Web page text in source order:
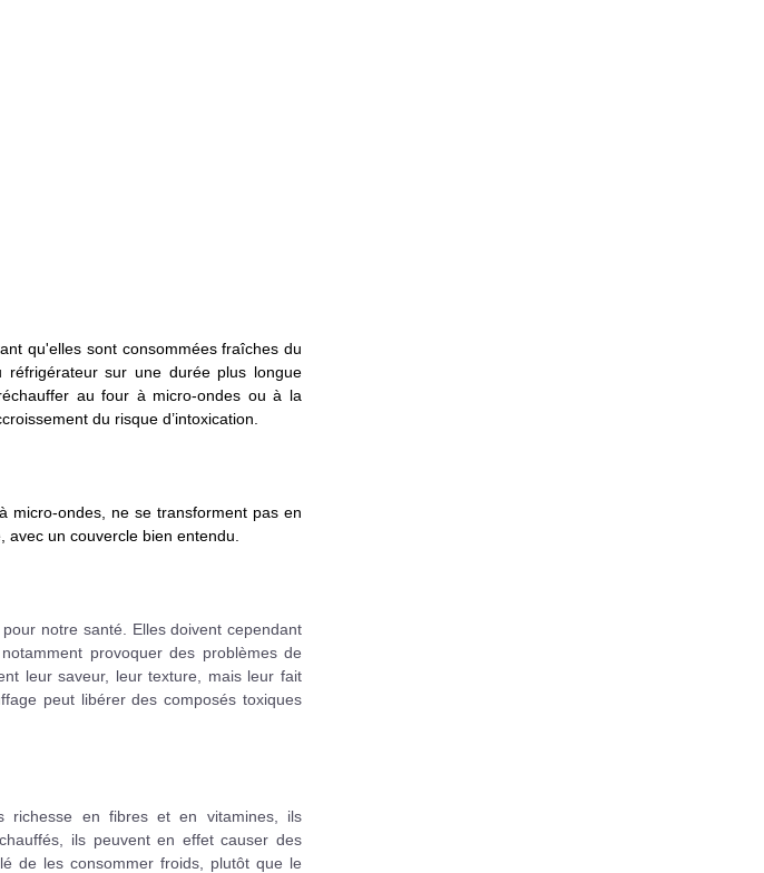
qu'elles sont consommées fraîches du
sur une durée plus longue
au four à micro-ondes ou à la
du risque d’intoxication.
micro-ondes, ne se transforment pas en
un couvercle bien entendu.
notre santé. Elles doivent cependant
provoquer des problèmes de
leur saveur, leur texture, mais leur fait
peut libérer des composés toxiques
richesse en fibres et en vitamines, ils
ils peuvent en effet causer des
de les consommer froids, plutôt que le